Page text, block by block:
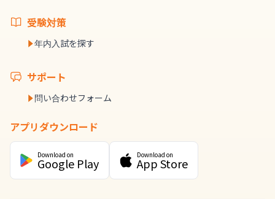
受験対策
年内入試を探す
サポート
問い合わせフォーム
アプリダウンロード
Download on
Google Play
Download on
App Store